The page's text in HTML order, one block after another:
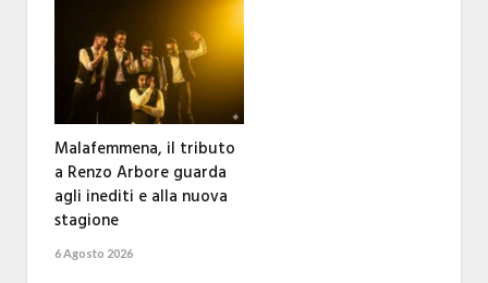
Malafemmena, il tributo
a Renzo Arbore guarda
agli inediti e alla nuova
stagione
6 Agosto 2026